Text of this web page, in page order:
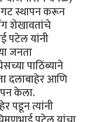
गट स्थापन करून
शेखावतांचे
पटेल यांनी
जनता
पाठिंब्याने
दलाबाहेर आणि
केला.
पडून त्यांनी